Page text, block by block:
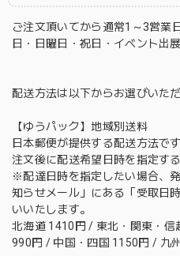
ご注文頂いてから通常1～3営業
日・日曜日・祝日・イベント出
配送方法は以下からお選びいただ
【ゆうパック】地域別送料
日本郵便が提供する配送方法で
注文後に配送希望日時を指定す
※配達日時を指定したい場合、
知らせメール」にある「受取日
いいたします。
北海道 1410円 / 東北・関東・
990円 / 中国・四国 1150円 / 九